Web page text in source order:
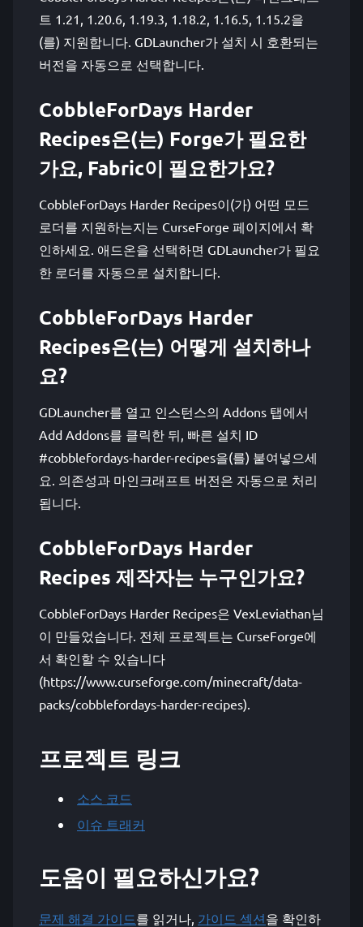
트 1.21, 1.20.6, 1.19.3, 1.18.2, 1.16.5, 1.15.2을
(를) 지원합니다. GDLauncher가 설치 시 호환되는
버전을 자동으로 선택합니다.
CobbleForDays Harder
Recipes은(는) Forge가 필요한
가요, Fabric이 필요한가요?
CobbleForDays Harder Recipes이(가) 어떤 모드
로더를 지원하는지는 CurseForge 페이지에서 확
인하세요. 애드온을 선택하면 GDLauncher가 필요
한 로더를 자동으로 설치합니다.
CobbleForDays Harder
Recipes은(는) 어떻게 설치하나
요?
GDLauncher를 열고 인스턴스의 Addons 탭에서
Add Addons를 클릭한 뒤, 빠른 설치 ID
#cobblefordays-harder-recipes을(를) 붙여넣으세
요. 의존성과 마인크래프트 버전은 자동으로 처리
됩니다.
CobbleForDays Harder
Recipes 제작자는 누구인가요?
CobbleForDays Harder Recipes은 VexLeviathan님
이 만들었습니다. 전체 프로젝트는 CurseForge에
서 확인할 수 있습니다
(https://www.curseforge.com/minecraft/data-
packs/cobblefordays-harder-recipes).
프로젝트 링크
소스 코드
이슈 트래커
도움이 필요하신가요?
문제 해결 가이드를 읽거나, 가이드 섹션을 확인하